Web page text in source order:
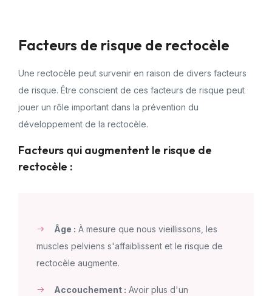
Facteurs de risque de rectocèle
Une rectocèle peut survenir en raison de divers facteurs
de risque. Être conscient de ces facteurs de risque peut
jouer un rôle important dans la prévention du
développement de la rectocèle.
Facteurs qui augmentent le risque de
rectocèle :
Âge : À mesure que nous vieillissons, les
muscles pelviens s'affaiblissent et le risque de
rectocèle augmente.
Accouchement : Avoir plus d'un